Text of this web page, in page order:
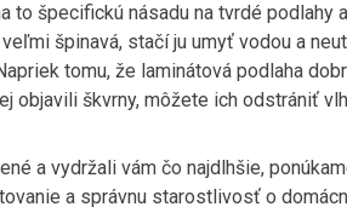
to špecifickú násadu na tvrdé podlahy
špinavá, stačí ju umyť vodou a
tomu, že laminátová podlaha
objavili škvrny, môžete ich odstrániť
a vydržali vám čo najdlhšie,
a správnu starostlivosť o